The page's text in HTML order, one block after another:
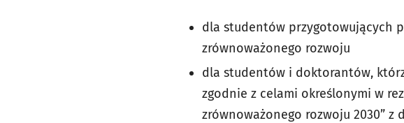
dla studentów przygotowujących
zrównoważonego rozwoju
dla studentów i doktorantów,
zgodnie z celami określonymi w
zrównoważonego rozwoju 2030” z